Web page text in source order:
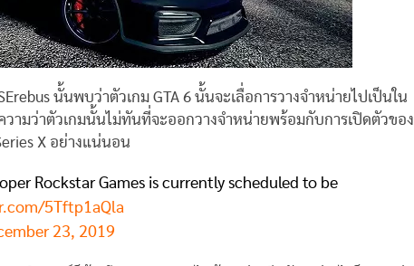
นั้นพบว่าตัวเกม GTA 6 นั้นจะเลื่อการวางจำหน่ายไปเป็นใน
ามว่าตัวเกมนั้นไม่ทันที่จะออกวางจำหน่ายพร้อมกับการเปิดตัวของ
X อย่างแน่นอน
Rockstar Games is currently scheduled to be
5Tftp1aQla
23, 2019